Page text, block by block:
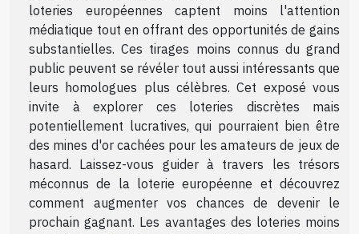
loteries européennes captent moins l'attention
médiatique tout en offrant des opportunités de gains
substantielles. Ces tirages moins connus du grand
public peuvent se révéler tout aussi intéressants que
leurs homologues plus célèbres. Cet exposé vous
invite à explorer ces loteries discrètes mais
potentiellement lucratives, qui pourraient bien être
des mines d'or cachées pour les amateurs de jeux de
hasard. Laissez-vous guider à travers les trésors
méconnus de la loterie européenne et découvrez
comment augmenter vos chances de devenir le
prochain gagnant. Les avantages des loteries moins